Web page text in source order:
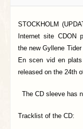
STOCKHOLM
Internet site CDON
the new Gyllene
En scen vid en
released on the 24th
The CD sleeve has
Tracklist of the CD: